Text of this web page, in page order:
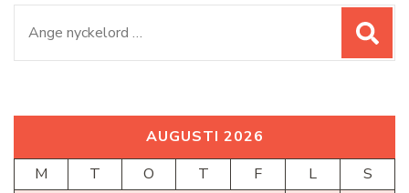
efter:
AUGUSTI 2026
M
T O T F L
S